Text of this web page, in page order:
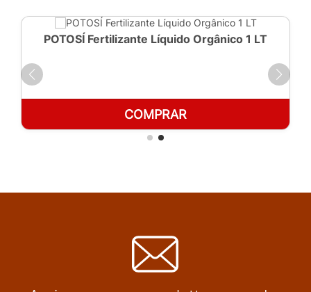
POTOSÍ Fertilizante Líquido Orgânico 1 LT
COMPRAR